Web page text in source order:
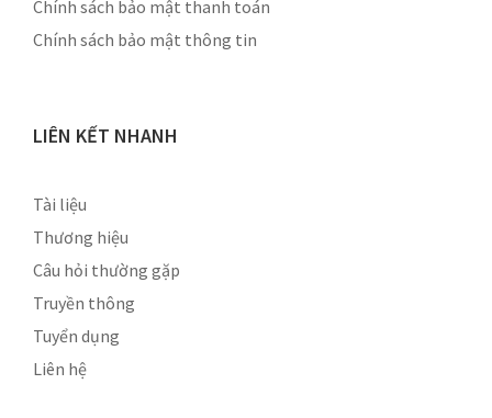
Chính sách bảo mật thanh toán
Chính sách bảo mật thông tin
LIÊN KẾT NHANH
Tài liệu
Thương hiệu
Câu hỏi thường gặp
Truyền thông
Tuyển dụng
Liên hệ